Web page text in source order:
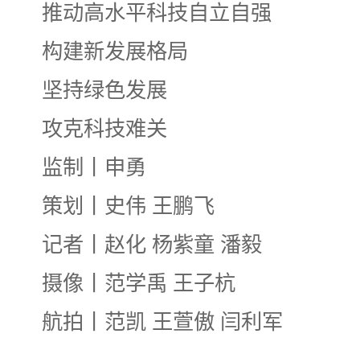
推动高水平科技自立自强
构建新发展格局
坚持绿色发展
攻克科技难关
监制丨申勇
策划丨史伟 王鹏飞
记者丨赵化 杨紫童 潘毅
摄像丨范学禹 王子杭
航拍丨范凯 王萱傲 闫利军